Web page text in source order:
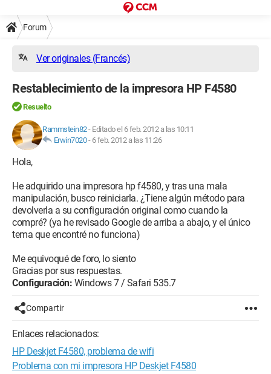
Forum
Ver originales (Francés)
Restablecimiento de la impresora HP F4580
Resuelto
Rammstein82- Editado el 6 feb. 2012 a las 10:11
Erwin7020- 6 feb. 2012 a las 11:26
Hola,
He adquirido una impresora hp f4580, y tras una mala
manipulación, busco reiniciarla. ¿Tiene algún método para
devolverla a su configuración original como cuando la
compré? (ya he revisado Google de arriba a abajo, y el único
tema que encontré no funciona)
Me equivoqué de foro, lo siento
Gracias por sus respuestas.
Configuración: Windows 7 / Safari 535.7
Compartir
Enlaces relacionados:
HP Deskjet F4580, problema de wifi
Problema con mi impresora HP Deskjet F4580